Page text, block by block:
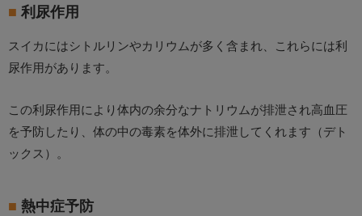
利尿作用
スイカにはシトルリンやカリウムが多く含まれ、これらには利
尿作用があります。
この利尿作用により体内の余分なナトリウムが排泄され高血圧
を予防したり、体の中の毒素を体外に排泄してくれます（デト
ックス）。
熱中症予防